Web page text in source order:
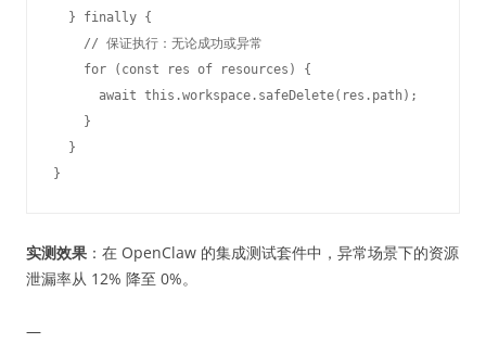
  } finally {
    // 保证执行：无论成功或异常
    for (const res of resources) {
      await this.workspace.safeDelete(res.path);
    }
  }
实测效果 ：在 OpenClaw 的集成测试套件中，异常场景下的资源
泄漏率从 12% 降至 0%。
—